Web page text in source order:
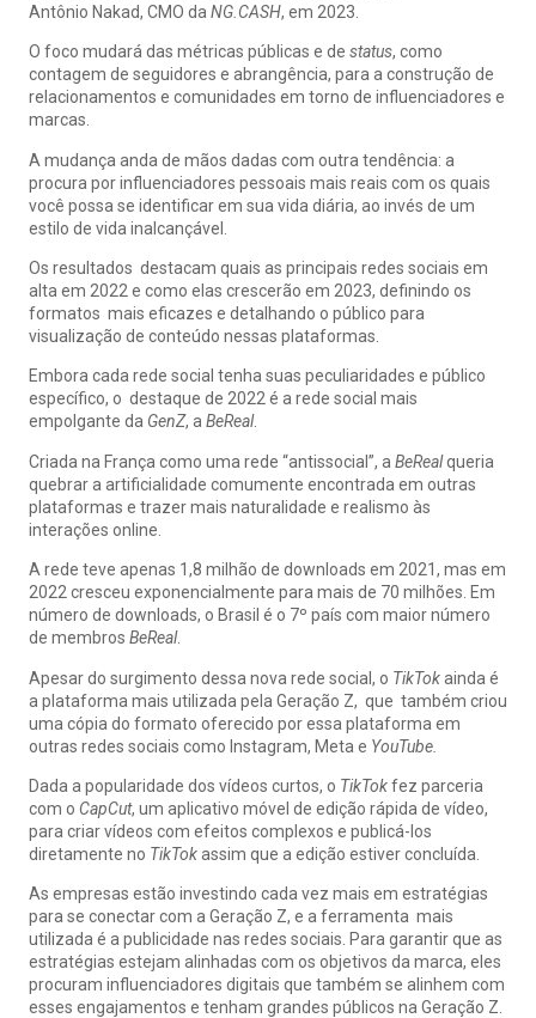
Antônio Nakad, CMO da NG.CASH, em 2023.
O foco mudará das métricas públicas e de status, como
contagem de seguidores e abrangência, para a construção de
relacionamentos e comunidades em torno de influenciadores e
marcas.
A mudança anda de mãos dadas com outra tendência: a
procura por influenciadores pessoais mais reais com os quais
você possa se identificar em sua vida diária, ao invés de um
estilo de vida inalcançável.
Os resultados destacam quais as principais redes sociais em
alta em 2022 e como elas crescerão em 2023, definindo os
formatos mais eficazes e detalhando o público para
visualização de conteúdo nessas plataformas.
Embora cada rede social tenha suas peculiaridades e público
específico, o destaque de 2022 é a rede social mais
empolgante da GenZ, aBeReal.
Criada na França como uma rede “antissocial”, a BeRealqueria
quebrar a artificialidade comumente encontrada em outras
plataformas e trazer mais naturalidade e realismo às
interações online.
A rede teve apenas 1,8 milhão de downloads em 2021, mas em
2022 cresceu exponencialmente para mais de 70 milhões. Em
número de downloads, o Brasil é o 7º país com maior número
de membros BeReal.
Apesar do surgimento dessa nova rede social, o TikTokainda é
a plataforma mais utilizada pela Geração Z, que também criou
uma cópia do formato oferecido por essa plataforma em
outras redes sociais como Instagram, Meta e YouTube
Dada a popularidade dos vídeos curtos, o TikTokfez parceria
com o CapCut, um aplicativo móvel de edição rápida de vídeo,
para criar vídeos com efeitos complexos e publicá-los
diretamente no TikTokassim que a edição estiver concluída.
As empresas estão investindo cada vez mais em estratégias
para se conectar com a Geração Z, e a ferramenta mais
utilizada é a publicidade nas redes sociais. Para garantir que as
estratégias estejam alinhadas com os objetivos da marca, eles
procuram influenciadores digitais que também se alinhem com
esses engajamentos e tenham grandes públicos na Geração Z.